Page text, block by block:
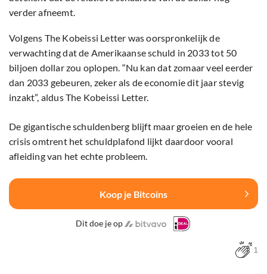
verder afneemt.
Volgens The Kobeissi Letter was oorspronkelijk de
verwachting dat de Amerikaanse schuld in 2033 tot 50
biljoen dollar zou oplopen. “Nu kan dat zomaar veel eerder
dan 2033 gebeuren, zeker als de economie dit jaar stevig
inzakt”, aldus The Kobeissi Letter.
De gigantische schuldenberg blijft maar groeien en de hele
crisis omtrent het schuldplafond lijkt daardoor vooral
afleiding van het echte probleem.
Koop je Bitcoins
Dit doe je op
1